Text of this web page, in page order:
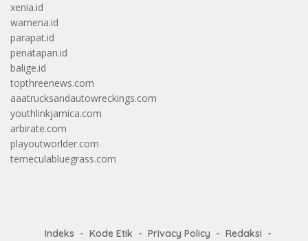
xenia.id
wamena.id
parapat.id
penatapan.id
balige.id
topthreenews.com
aaatrucksandautowreckings.com
youthlinkjamica.com
arbirate.com
playoutworlder.com
temeculabluegrass.com
Indeks Kode Etik Privacy Policy Redaksi